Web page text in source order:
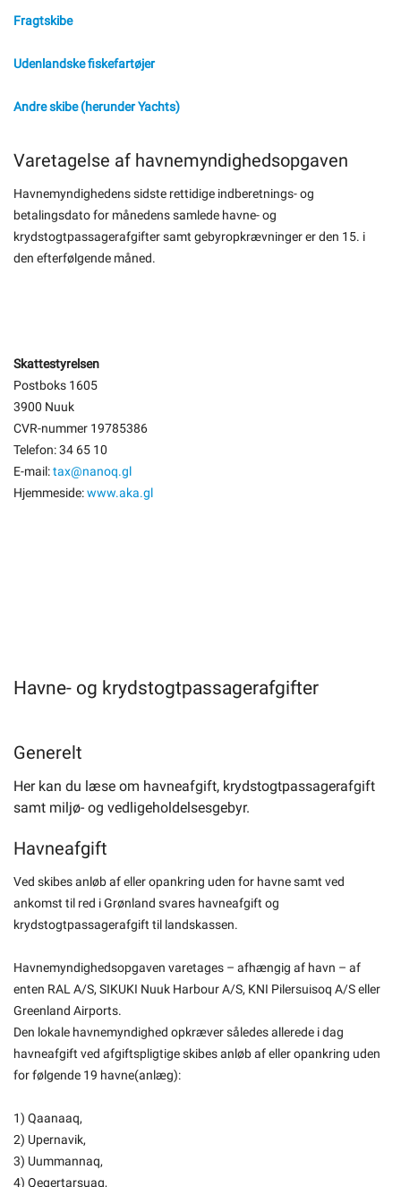
Fragtskibe
Udenlandske fiskefartøjer
Andre skibe (herunder Yachts)
Varetagelse af havnemyndighedsopgaven
Havnemyndighedens sidste rettidige indberetnings- og
betalingsdato for månedens samlede havne- og
krydstogtpassagerafgifter samt gebyropkrævninger er den 15. i
den efterfølgende måned.
Skattestyrelsen
Postboks 1605
3900 Nuuk
CVR-nummer 19785386
Telefon: 34 65 10
E-mail:tax@nanoq.gl
Hjemmeside:www.aka.gl
Havne- og krydstogtpassagerafgifter
Generelt
Her kan du læse om havneafgift, krydstogtpassagerafgift
samt miljø- og vedligeholdelsesgebyr.
Havneafgift
Ved skibes anløb af eller opankring uden for havne samt ved
ankomst til red i Grønland svares havneafgift og
krydstogtpassagerafgift til landskassen.
Havnemyndighedsopgaven varetages – afhængig af havn – af
enten RAL A/S, SIKUKI Nuuk Harbour A/S, KNI Pilersuisoq A/S eller
Greenland Airports.
Den lokale havnemyndighed opkræver således allerede i dag
havneafgift ved afgiftspligtige skibes anløb af eller opankring uden
for følgende 19 havne(anlæg):
1) Qaanaaq,
2) Upernavik,
3) Uummannaq,
4) Qeqertarsuaq,